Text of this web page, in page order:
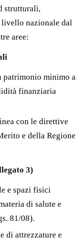
strutturali,
nazionale dal
aree:
patrimonio minimo a
finanziaria
con le direttive
e della Regione
3)
e spazi fisici
di salute e
81/08).
di attrezzature e